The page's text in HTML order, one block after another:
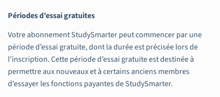
Périodes d’essai gratuites
Votre abonnement StudySmarter peut commencer par une
période d’essai gratuite, dont la durée est précisée lors de
l’inscription. Cette période d’essai gratuite est destinée à
permettre aux nouveaux et à certains anciens membres
d’essayer les fonctions payantes de StudySmarter.